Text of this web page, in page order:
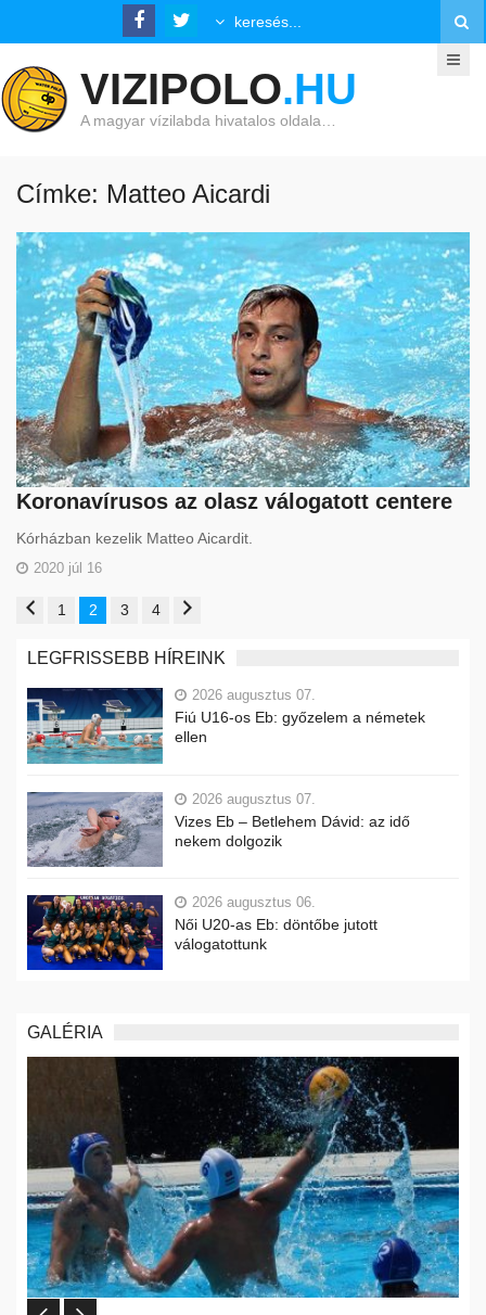
VIZIPOLO.HU
A magyar vízilabda hivatalos oldala…
Címke: Matteo Aicardi
Koronavírusos az olasz válogatott centere
Kórházban kezelik Matteo Aicardit.
2020 júl 16
1 2 3 4
LEGFRISSEBB HÍREINK
2026 augusztus 07.
Fiú U16-os Eb: győzelem a németek
ellen
2026 augusztus 07.
Vizes Eb – Betlehem Dávid: az idő
nekem dolgozik
2026 augusztus 06.
Női U20-as Eb: döntőbe jutott
válogatottunk
GALÉRIA